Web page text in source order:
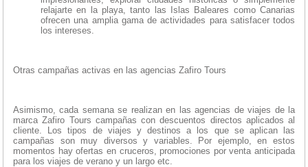
relajarte en la playa, tanto las Islas Baleares como Canarias
ofrecen una amplia gama de actividades para satisfacer todos
los intereses.
Otras campañas activas en las agencias Zafiro Tours
Asimismo, cada semana se realizan en las agencias de viajes de la
marca Zafiro Tours campañas con descuentos directos aplicados al
cliente. Los tipos de viajes y destinos a los que se aplican las
campañas son muy diversos y variables. Por ejemplo, en estos
momentos hay ofertas en cruceros, promociones por venta anticipada
para los viajes de verano y un largo etc.